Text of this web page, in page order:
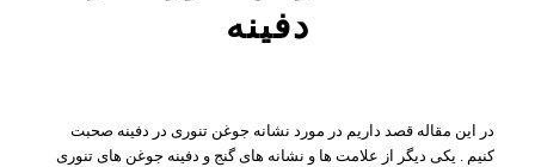
دفینه
در این مقاله قصد داریم در مورد نشانه جوغن تنوری در دفینه صحبت
کنیم . یکی دیگر از علامت ها و نشانه های گنج و دفینه جوغن های تنوری